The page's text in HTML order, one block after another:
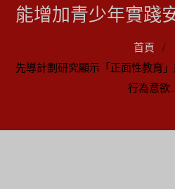
能增加青少年實踐
首頁
先導計劃研究顯示「正面性教育
行為意欲...